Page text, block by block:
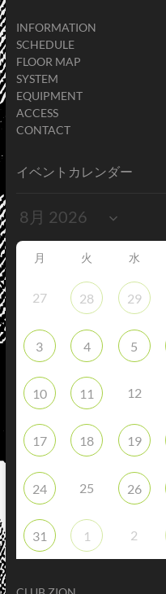
INFORMATION
SCHEDULE
FLOOR MAP
SYSTEM
EQUIPMENT
ACCESS
CONTACT
イベントカレンダー
月 火 水
27 28 29
3 4 5
10 11 12
17 18 19
24 25 26
31 1 2